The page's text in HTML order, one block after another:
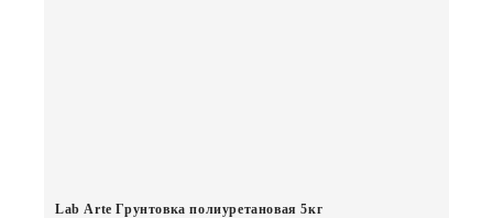
Lab Arte Грунтовка полиуретановая 5кг